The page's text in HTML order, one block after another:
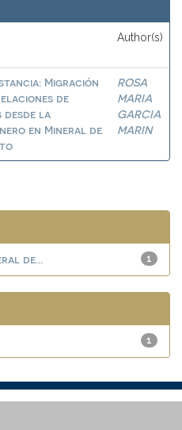
Author(s)
Migración
de
desde la
en Mineral de
ROSA
MARIA
GARCIA
MARIN
1
de...
1